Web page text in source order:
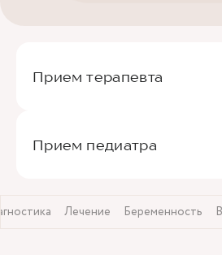
Прием терапевта
Прием педиатра
Лечение Беременность